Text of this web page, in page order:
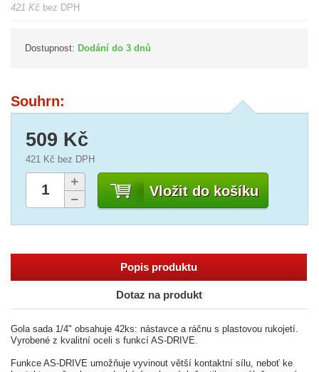
421 Kč bez DPH
Dostupnost: Dodání do 3 dnů
Souhrn:
Vložit do košíku
509 Kč
421 Kč bez DPH
Popis produktu
Dotaz na produkt
Gola sada 1/4" obsahuje 42ks: nástavce a ráčnu s plastovou rukojetí.
Vyrobené z kvalitní oceli s funkcí AS-DRIVE.
Funkce AS-DRIVE umožňuje vyvinout větší kontaktní sílu, neboť ke